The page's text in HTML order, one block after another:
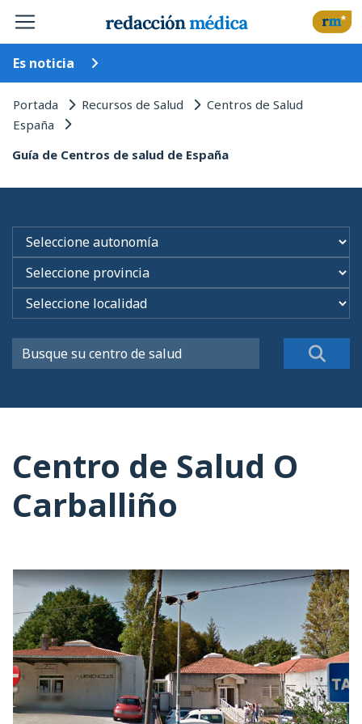
Es noticia
Portada Recursos de Salud Centros de Salud
España
Guía de Centros de salud de España
Centro de Salud O
Carballiño